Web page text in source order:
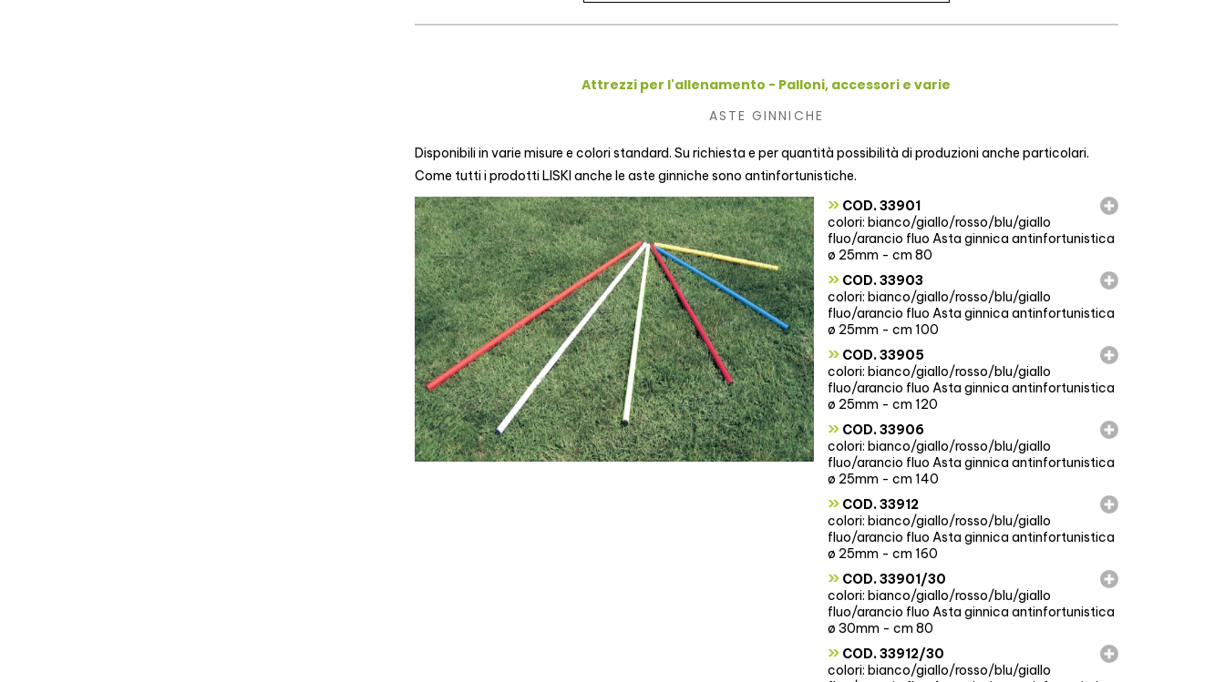
Attrezzi per l'allenamento - Palloni, accessori e varie
ASTE GINNICHE
Disponibili in varie misure e colori standard. Su richiesta e per quantità possibilità di produzioni anche particolari.
Come tutti i prodotti LISKI anche le aste ginniche sono antinfortunistiche.
»COD. 33901
colori: bianco/giallo/rosso/blu/giallo
fluo/arancio fluo Asta ginnica antinfortunistica
ø 25mm - cm 80
»COD. 33903
colori: bianco/giallo/rosso/blu/giallo
fluo/arancio fluo Asta ginnica antinfortunistica
ø 25mm - cm 100
»COD. 33905
colori: bianco/giallo/rosso/blu/giallo
fluo/arancio fluo Asta ginnica antinfortunistica
ø 25mm - cm 120
»COD. 33906
colori: bianco/giallo/rosso/blu/giallo
fluo/arancio fluo Asta ginnica antinfortunistica
ø 25mm - cm 140
»COD. 33912
colori: bianco/giallo/rosso/blu/giallo
fluo/arancio fluo Asta ginnica antinfortunistica
ø 25mm - cm 160
»COD. 33901/30
colori: bianco/giallo/rosso/blu/giallo
fluo/arancio fluo Asta ginnica antinfortunistica
ø 30mm - cm 80
»COD. 33912/30
colori: bianco/giallo/rosso/blu/giallo